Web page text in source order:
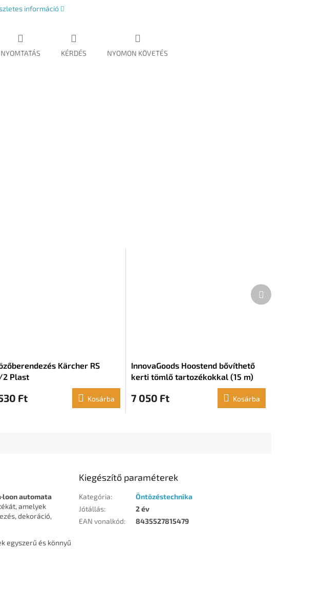
információ
NYOMTATÁS KÉRDÉS NYOMON KÖVETÉS
Kärcher RS
2 Plast
Ft Kosárba
InnovaGoods Hoostend bővíthető
kerti tömlő tartozékokkal (15 m)
7 050 Ft Kosárba
Következő
termék
automata
amelyek
dekoráció,
egyszerű és könnyű
Kiegészítő paraméterek
Kategória:
Öntözéstechnika
Jótállás:
2 év
EAN vonalkód: 8435527815479